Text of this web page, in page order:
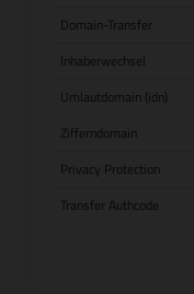
Domain-Transfer
Inhaberwechsel
Umlautdomain (idn)
Zifferndomain
Privacy Protection
Transfer Authcode